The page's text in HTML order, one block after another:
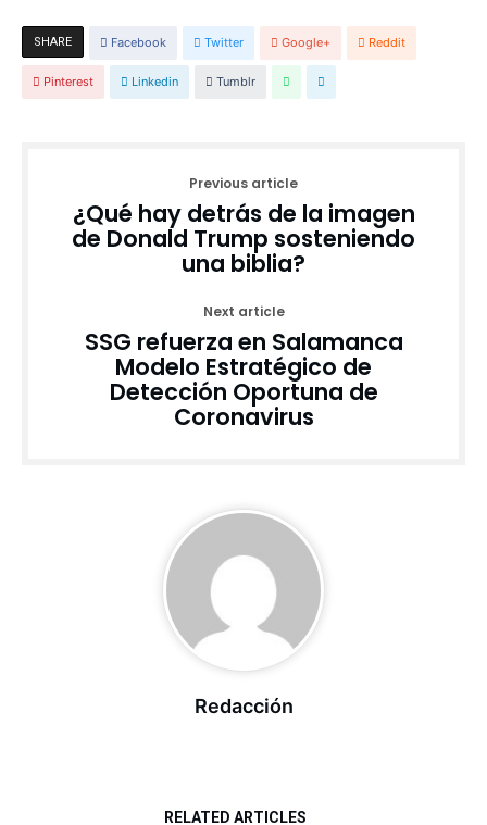
SHARE Facebook Twitter Google+ Reddit
Pinterest Linkedin Tumblr
Previous article
¿Qué hay detrás de la imagen
de Donald Trump sosteniendo
una biblia?
Next article
SSG refuerza en Salamanca
Modelo Estratégico de
Detección Oportuna de
Coronavirus
Redacción
RELATED ARTICLES